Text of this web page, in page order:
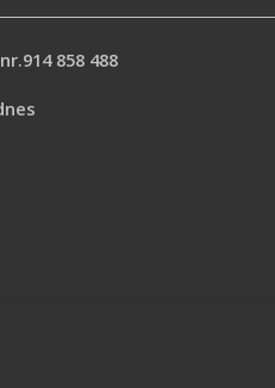
Bistrot Lakk kan vaskes, er
varmeresistent og har meget god
over alle typer overflatebehandling,
858 488